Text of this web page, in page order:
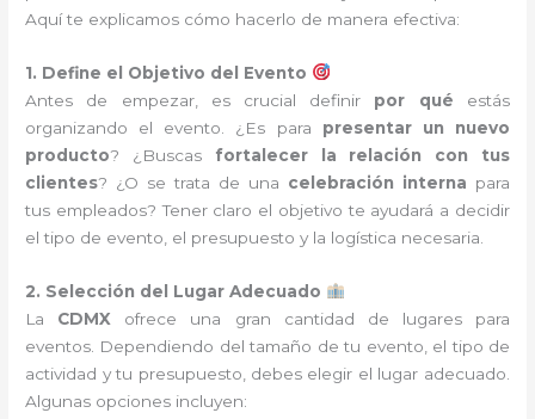
Aquí te explicamos cómo hacerlo de manera efectiva:
1. Define el Objetivo del Evento
Antes de empezar, es crucial definir por qué estás
organizando el evento. ¿Es para presentar un nuevo
producto? ¿Buscas fortalecer la relación con tus
clientes? ¿O se trata de una celebración interna para
tus empleados? Tener claro el objetivo te ayudará a decidir
el tipo de evento, el presupuesto y la logística necesaria.
2. Selección del Lugar Adecuado
La CDMX ofrece una gran cantidad de lugares para
eventos. Dependiendo del tamaño de tu evento, el tipo de
actividad y tu presupuesto, debes elegir el lugar adecuado.
Algunas opciones incluyen: